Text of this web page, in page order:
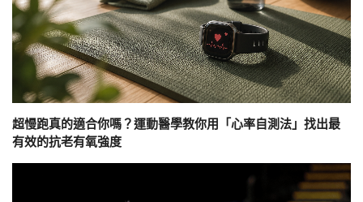
超慢跑真的適合你嗎？運動醫學教你用「心率自測法」找出最
有效的抗老有氧強度